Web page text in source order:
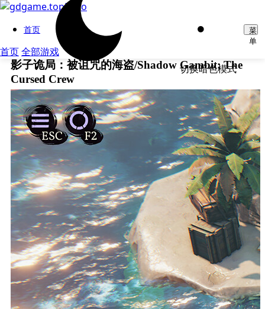
首页
首页全部游戏
切换暗色模式
菜
单
影子诡局：被诅咒的海盗/Shadow Gambit: The
Cursed Crew